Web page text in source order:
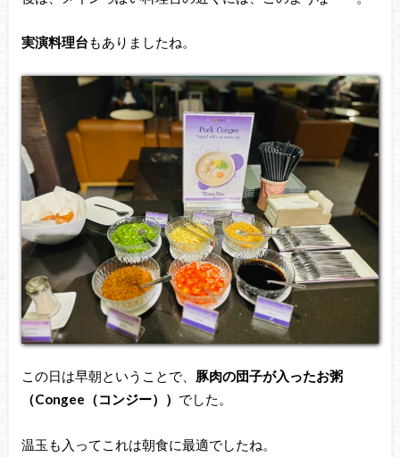
実演料理台もありましたね。
この日は早朝ということで、 豚肉の団子が入ったお粥
（Congee（コンジー）） でした。
温玉も入ってこれは朝食に最適でしたね。